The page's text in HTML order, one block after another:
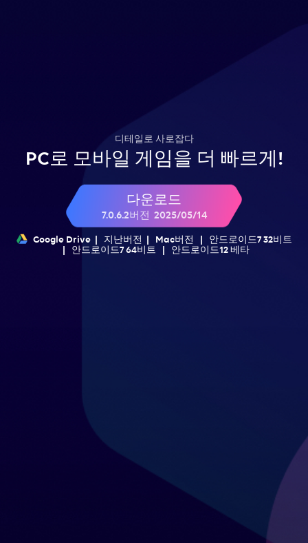
디테일로 사로잡다
PC로 모바일 게임을 더 빠르게!
다운로드
7.0.6.2버전 2025/05/14
Google Drive| 지난버전 | Mac버전 | 안드로이드7 32비트
| 안드로이드7 64비트 | 안드로이드12 베타